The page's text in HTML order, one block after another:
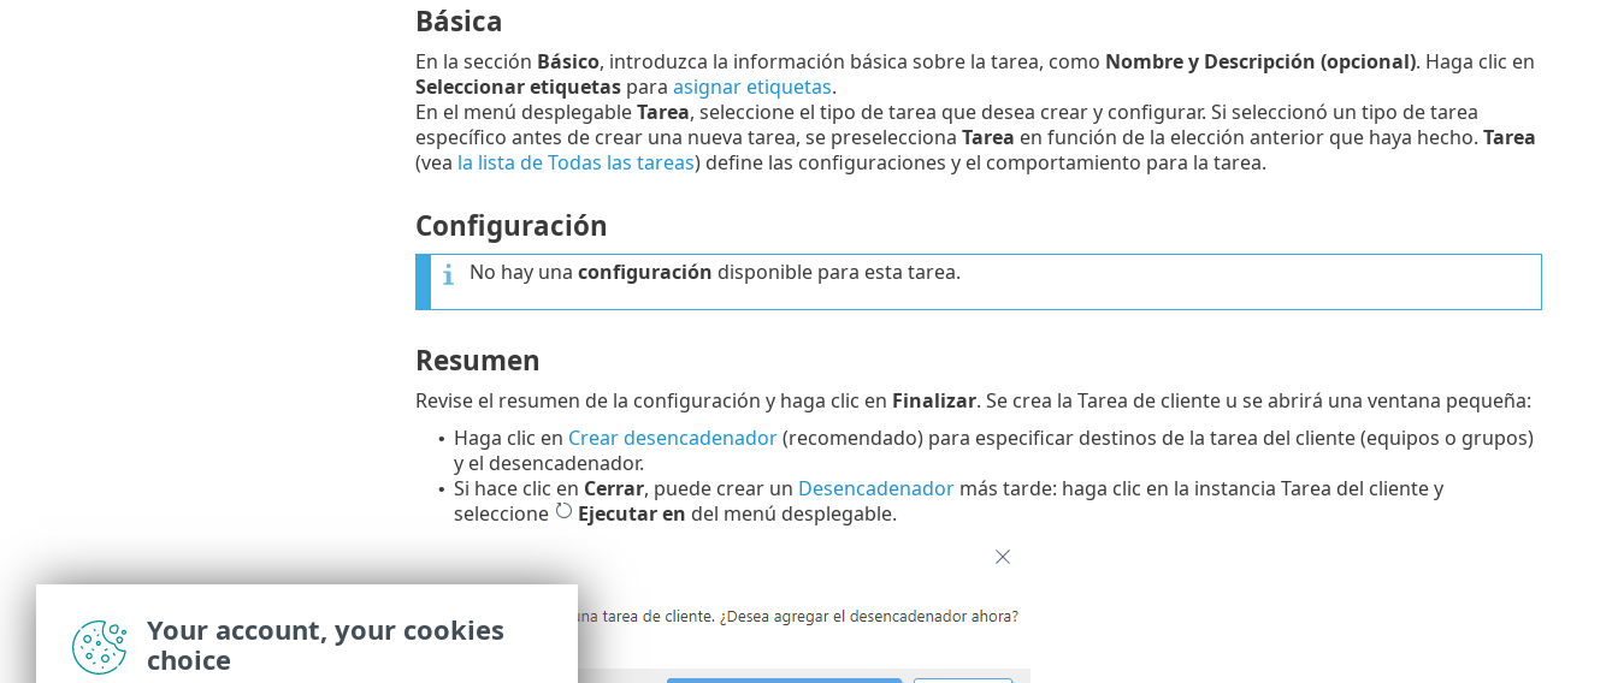
Básica
En la sección Básico, introduzca la información básica sobre la tarea, como Nombre y Descripción (opcional). Haga clic en
Seleccionar etiquetaspara asignar etiquetas.
En el menú desplegableTarea, seleccione el tipo de tarea que desea crear y configurar. Si seleccionó un tipo de tarea
específico antes de crear una nueva tarea, se preselecciona Tarea en función de la elección anterior que haya hecho. Tarea
(vea la lista de Todas las tareas) define las configuraciones y el comportamiento para la tarea.
Configuración
No hay una configuración disponible para esta tarea.
Resumen
Revise el resumen de la configuración y haga clic en Finalizar. Se crea la Tarea de cliente u se abrirá una ventana pequeña:
• Haga clic en Crear desencadenador(recomendado) para especificar destinos de la tarea del cliente (equipos o grupos)
y el desencadenador.
• Si hace clic en Cerrar, puede crear un Desencadenadormás tarde: haga clic en la instancia Tarea del cliente y
seleccione
Ejecutar en del menú desplegable.
Your account, your cookies
choice